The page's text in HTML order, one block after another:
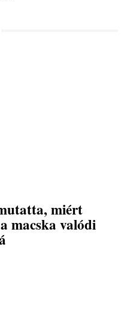
miért
macska valódi